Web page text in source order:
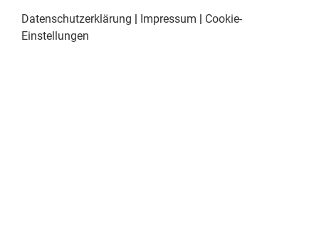
Datenschutzerklärung | Impressum | Cookie-
Einstellungen